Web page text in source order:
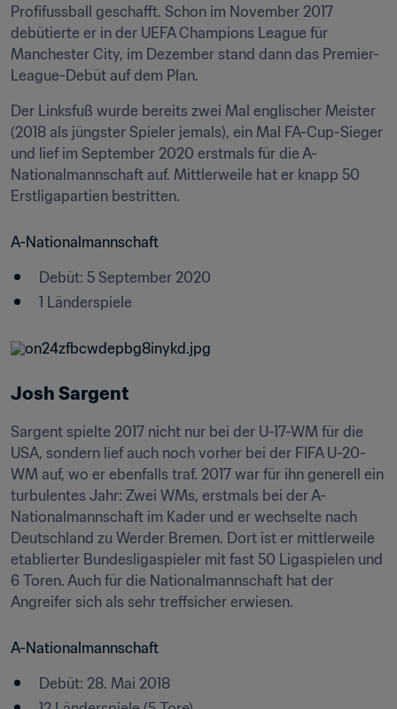
Profifussball geschafft. Schon im November 2017
debütierte er in der UEFA Champions League für
Manchester City, im Dezember stand dann das Premier-
League-Debüt auf dem Plan.
Der Linksfuß wurde bereits zwei Mal englischer Meister
(2018 als jüngster Spieler jemals), ein Mal FA-Cup-Sieger
und lief im September 2020 erstmals für die A-
Nationalmannschaft auf. Mittlerweile hat er knapp 50
Erstligapartien bestritten.
A-Nationalmannschaft
Debüt: 5 September 2020
1 Länderspiele
Josh Sargent
Sargent spielte 2017 nicht nur bei der U-17-WM für die
USA, sondern lief auch noch vorher bei der FIFA U-20-
WM auf, wo er ebenfalls traf. 2017 war für ihn generell ein
turbulentes Jahr: Zwei WMs, erstmals bei der A-
Nationalmannschaft im Kader und er wechselte nach
Deutschland zu Werder Bremen. Dort ist er mittlerweile
etablierter Bundesligaspieler mit fast 50 Ligaspielen und
6 Toren. Auch für die Nationalmannschaft hat der
Angreifer sich als sehr treffsicher erwiesen.
A-Nationalmannschaft
Debüt: 28. Mai 2018